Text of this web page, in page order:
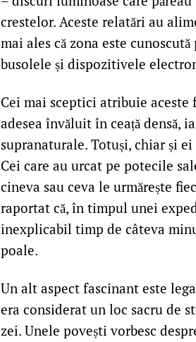
crestelor. Aceste relatări au
mai ales că zona este
busolele și dispozitivele
Cei mai sceptici atribuie
adesea învăluit în ceață densă,
supranaturale. Totuși, chiar și
Cei care au urcat pe potecile
cineva sau ceva le urmărește
raportat că, în timpul unei
inexplicabil timp de câteva
poale.
Un alt aspect fascinant este
era considerat un loc sacru de
zei. Unele povești vorbesc